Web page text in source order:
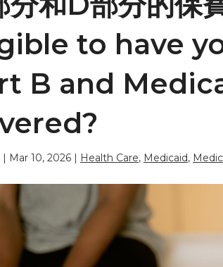
to have
B and
| Mar 10, 2026 | Health Care, Medicaid,